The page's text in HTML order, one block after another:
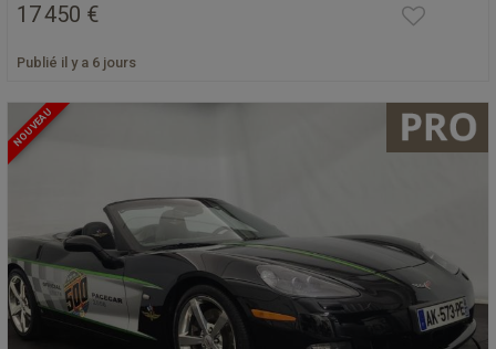
17 450 €
Publié il y a 6 jours
NOUVEAU